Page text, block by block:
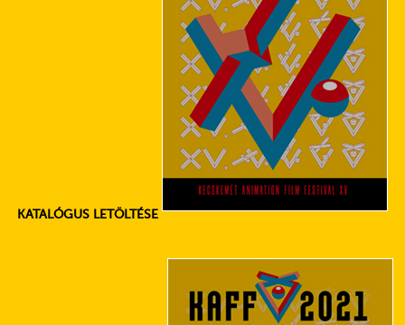
KATALÓGUS LETÖLTÉSE